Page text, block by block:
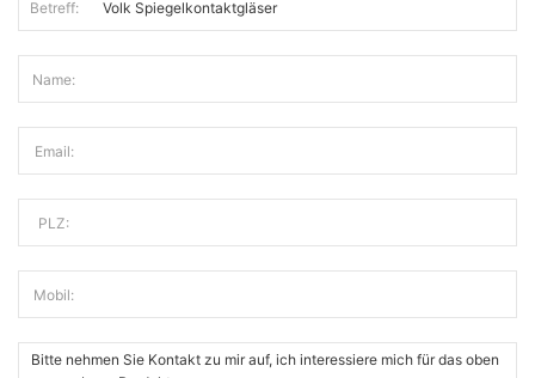
Betreff:
Name:
Email:
PLZ:
Mobil: